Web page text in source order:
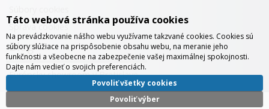
Správa cookies
Blog
Európsky showroom v Bratislave
Táto webová stránka používa cookies
Na prevádzkovanie nášho webu využívame takzvané cookies. Cookies sú
súbory slúžiace na prispôsobenie obsahu webu, na meranie jeho
funkčnosti a všeobecne na zabezpečenie vašej maximálnej spokojnosti.
Dajte nám vedieť o svojich preferenciách.
Povoliť výber
Povoliť všetky cookies